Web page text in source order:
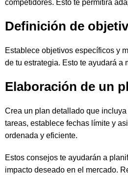
competidores. Esto te permitirá
Definición de
Establece objetivos específicos y
de tu estrategia. Esto te ayudará a
Elaboración de un
Crea un plan detallado que
tareas, establece fechas límite y
ordenada y eficiente.
Estos consejos te ayudarán a
impacto deseado en el mercado.